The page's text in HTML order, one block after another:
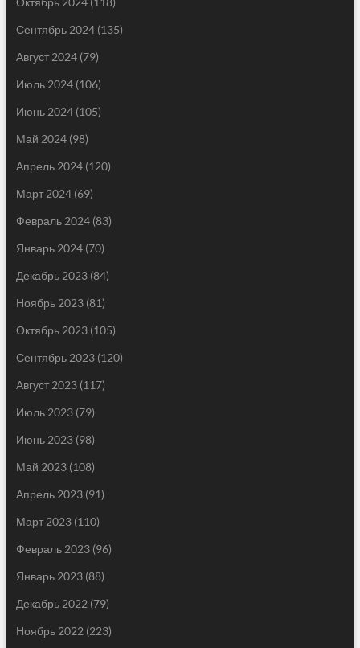
Сентябрь 2024(135)
Август 2024(79)
Июль 2024(106)
Июнь 2024(105)
Май 2024(98)
Апрель 2024(120)
Март 2024(69)
Февраль 2024(83)
Январь 2024(70)
Декабрь 2023(84)
Ноябрь 2023(81)
Октябрь 2023(105)
Сентябрь 2023(120)
Август 2023(117)
Июль 2023(79)
Июнь 2023(98)
Май 2023(108)
Апрель 2023(91)
Март 2023(110)
Февраль 2023(96)
Январь 2023(88)
Декабрь 2022 (79)
Ноябрь 2022 (223)